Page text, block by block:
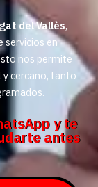
del Vallès,
servicios en
nos permite
cercano, tanto
y te
antes